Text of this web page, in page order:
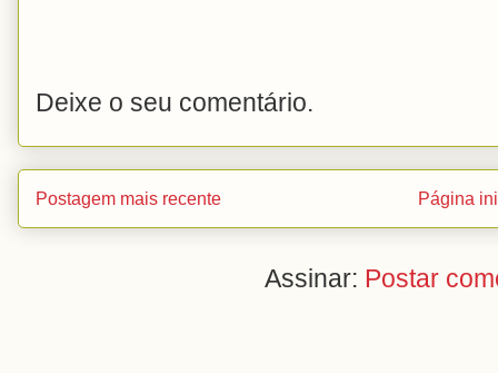
Deixe o seu comentário.
Postagem mais recente Página
Assinar: Postar